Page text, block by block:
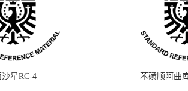
星RC-4 苯磺顺阿曲